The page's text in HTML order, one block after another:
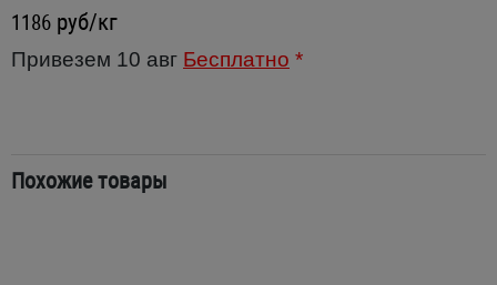
1186 руб/кг
Привезем 10 авг Бесплатно *
Похожие товары